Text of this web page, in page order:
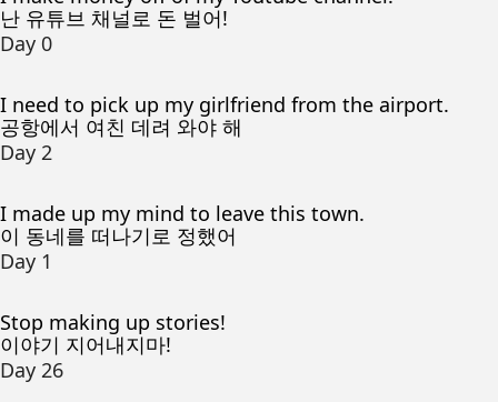
난 유튜브 채널로 돈 벌어!
Day 0
I need to pick up my girlfriend from the airport.
공항에서 여친 데려 와야 해
Day 2
I made up my mind to leave this town.
이 동네를 떠나기로 정했어
Day 1
Stop making up stories!
이야기 지어내지마!
Day 26